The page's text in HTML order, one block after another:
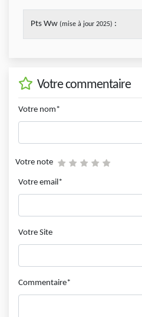
Pts Ww (mise à jour 2025) :
Votre commentaire
Votre nom*
Votre note
Votre email*
Votre Site
Commentaire*